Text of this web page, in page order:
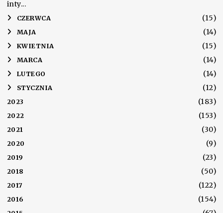
inty...
► CZERWCA (15)
► MAJA (14)
► KWIETNIA (15)
► MARCA (14)
► LUTEGO (14)
► STYCZNIA (12)
2023 (183)
2022 (153)
2021 (30)
2020 (9)
2019 (23)
2018 (50)
2017 (122)
2016 (154)